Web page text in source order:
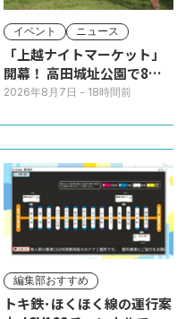
イベント ニュース
「上越ナイトマーケット」
開幕！ 高田城址公園で8日
(土)まで
2026年8月7日 - 18時間前
編集部おすすめ
トキ鉄･ほくほく線の運行案